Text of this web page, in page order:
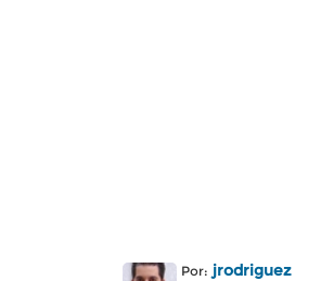
Por: jrodriguez